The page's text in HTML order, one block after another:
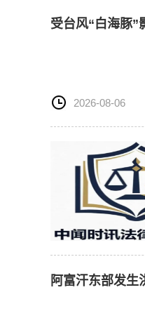
受台风“白海豚”
2026-08-06
阿富汗东部发生